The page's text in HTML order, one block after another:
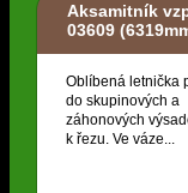
Aksamitník
03609
Oblíbená letnička
do skupinových a
záhonových
k řezu. Ve váze...